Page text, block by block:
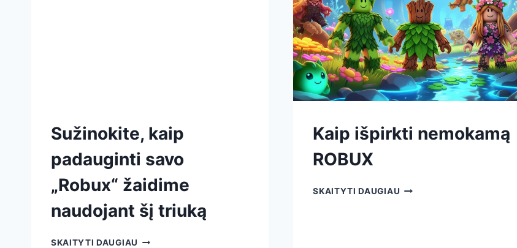
Sužinokite, kaip
padauginti savo
„Robux“ žaidime
naudojant šį triuką
SKAITYTI DAUGIAU
Kaip išpirkti nemokamą
ROBUX
SKAITYTI DAUGIAU